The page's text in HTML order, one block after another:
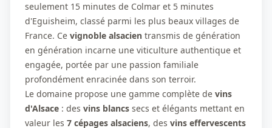
seulement 15 minutes de Colmar et 5 minutes
d'Eguisheim, classé parmi les plus beaux villages de
France. Ce vignoble alsacien transmis de génération
en génération incarne une viticulture authentique et
engagée, portée par une passion familiale
profondément enracinée dans son terroir.
Le domaine propose une gamme complète de vins
d'Alsace : des vins blancs secs et élégants mettant en
valeur les 7 cépages alsaciens, des vins effervescents